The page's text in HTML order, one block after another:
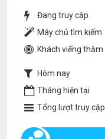
Đang truy cập
Máy chủ tìm kiếm
Khách viếng thăm
Hôm nay
Tháng hiện tại
Tổng lượt truy cập